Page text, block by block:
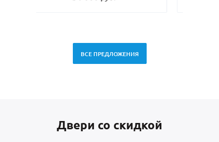
ВСЕ ПРЕДЛОЖЕНИЯ
Двери со скидкой